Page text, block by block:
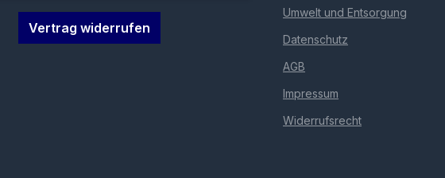
Vertrag widerrufen
Umwelt und Entsorgung
Datenschutz
AGB
Impressum
Widerrufsrecht